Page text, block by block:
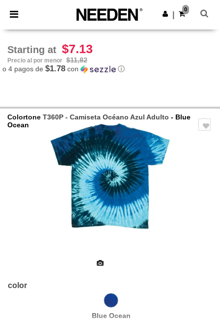
× App de Needen
¡Mejores precios en app!
Descargar app
0
Starting at $7.13
Precio al por menor $11,82
o 4 pagos de $1.78 con ⓘ
Colortone T360P - Camiseta Océano Azul Adulto - Blue
Ocean
color
Blue Ocean